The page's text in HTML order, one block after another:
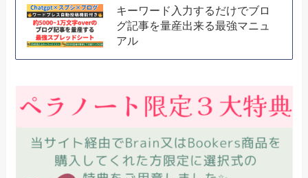
キーワード入力するだけでブロ
グ記事を量産出来る最強マニュ
アル